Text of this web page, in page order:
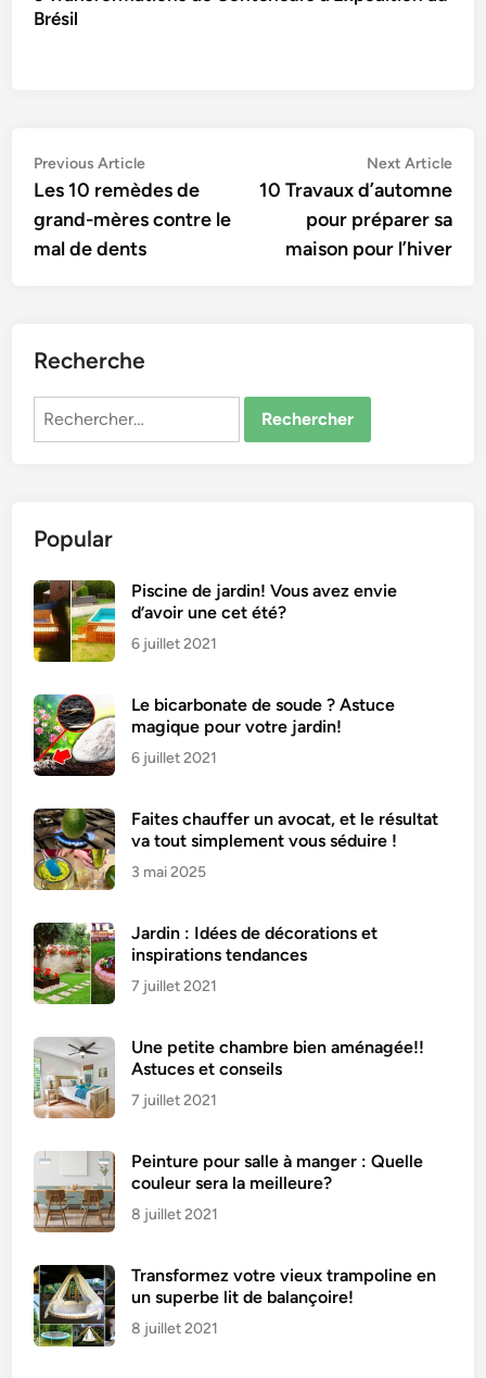
Brésil
Navigation
de
l’article
Previous ArticlePrevious
article:
Les 10 remèdes de
grand-mères contre le
mal de dents
Next Article
10 Travaux d’automne
pour préparer sa
maison pour l’hiver
Recherche
Rechercher :
Popular
Piscine de jardin! Vous avez envie
d’avoir une cet été?
6 juillet 2021
Le bicarbonate de soude ? Astuce
magique pour votre jardin!
6 juillet 2021
Faites chauffer un avocat, et le résultat
va tout simplement vous séduire !
3 mai 2025
Jardin : Idées de décorations et
inspirations tendances
7 juillet 2021
Une petite chambre bien aménagée!!
Astuces et conseils
7 juillet 2021
Peinture pour salle à manger : Quelle
couleur sera la meilleure?
8 juillet 2021
Transformez votre vieux trampoline en
un superbe lit de balançoire!
8 juillet 2021